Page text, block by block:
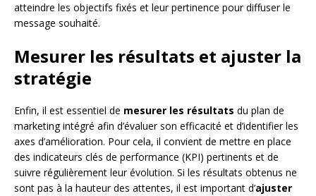
atteindre les objectifs fixés et leur pertinence pour diffuser le
message souhaité.
Mesurer les résultats et ajuster la
stratégie
Enfin, il est essentiel de mesurer les résultats du plan de
marketing intégré afin d’évaluer son efficacité et d’identifier les
axes d’amélioration. Pour cela, il convient de mettre en place
des indicateurs clés de performance (KPI) pertinents et de
suivre régulièrement leur évolution. Si les résultats obtenus ne
sont pas à la hauteur des attentes, il est important d’ajuster